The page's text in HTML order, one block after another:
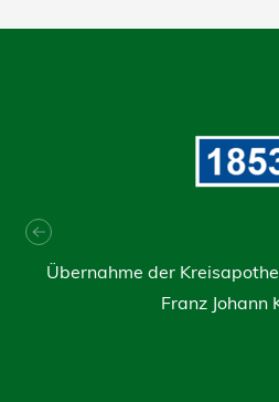
Übernahme der
Franz Johann